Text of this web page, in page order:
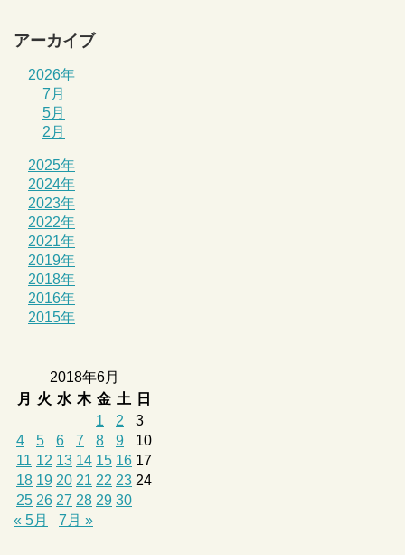
アーカイブ
2026年
7月
5月
2月
2025年
2024年
2023年
2022年
2021年
2019年
2018年
2016年
2015年
2018年6月
月
火 水 木 金 土
日
1
2
3
4
5 6 7 8 9
10
11 12 13 14 15 16 17
18 19 20 21 22 23 24
25 26 27 28 29 30
« 5月
7月 »